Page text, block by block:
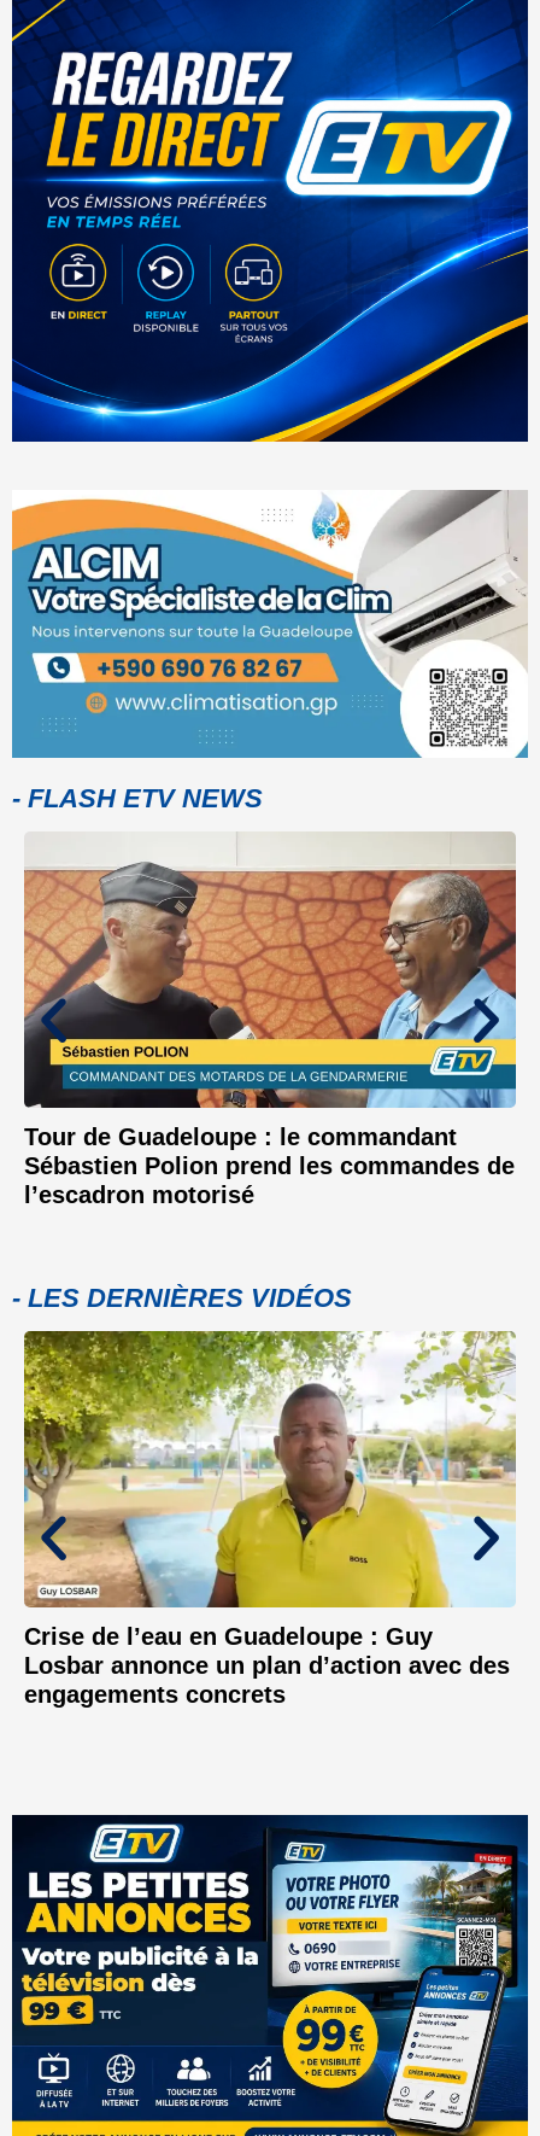
- FLASH ETV NEWS
Tour de Guadeloupe : le commandant
Sébastien Polion prend les commandes de
l’escadron motorisé
- LES DERNIÈRES VIDÉOS
Crise de l’eau en Guadeloupe : Guy
Losbar annonce un plan d’action avec des
engagements concrets